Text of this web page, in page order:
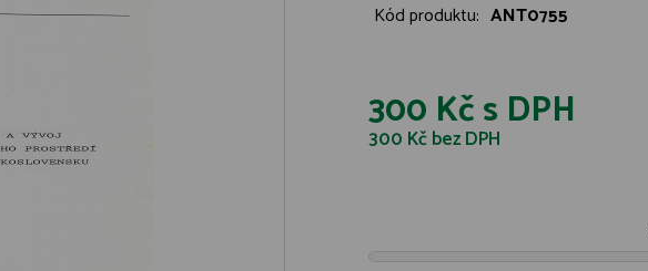
Kód produktu: ANT0755
300 Kčs DPH
300 Kčbez DPH